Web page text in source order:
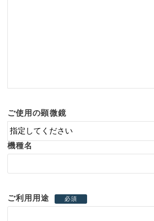
ご使用の顕微鏡
機種名
ご利用用途 必須